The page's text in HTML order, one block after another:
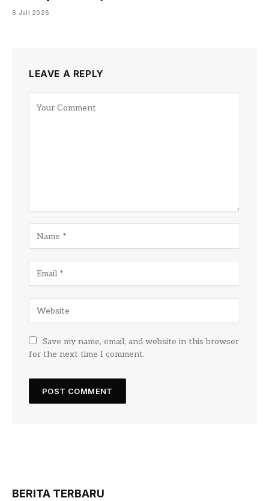
6 Juli 2026
LEAVE A REPLY
Save my name, email, and website in this browser
for the next time I comment.
BERITA TERBARU